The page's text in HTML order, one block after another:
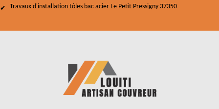
Travaux d'installation tôles bac acier Le Petit Pressigny 37350